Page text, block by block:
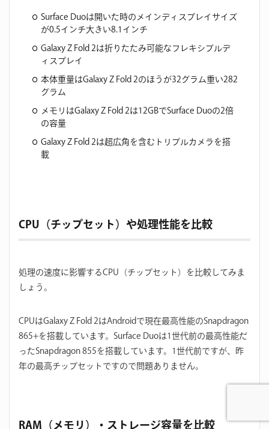
Surface Duoは開いた時のメインディスプレイサイズ
が0.5インチ大きい8.1インチ
Galaxy Z Fold 2は折りたたみ可能なフレキシブルデ
ィスプレイ
本体重量はGalaxy Z Fold 2のほうが32グラム重い282
グラム
メモリはGalaxy Z Fold 2は12GBでSurface Duoの2倍
の容量
Galaxy Z Fold 2は超広角を含むトリプルカメラを搭
載
CPU（チップセット）や処理性能を比較
処理の速度に影響するCPU（チップセット）を比較してみま
しょう。
CPUはGalaxy Z Fold 2はAndroidで現在最高性能のSnapdragon
865+を搭載しています。Surface Duoは1世代前の最高性能だ
ったSnapdragon 855を搭載しています。1世代前ですが、昨
年の最高チップセットですので問題ありません。
RAM（メモリ）・ストレージ容量を比較